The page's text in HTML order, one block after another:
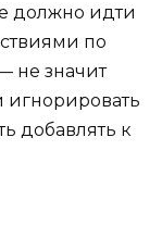
должно идти
по
не значит
игнорировать
добавлять к